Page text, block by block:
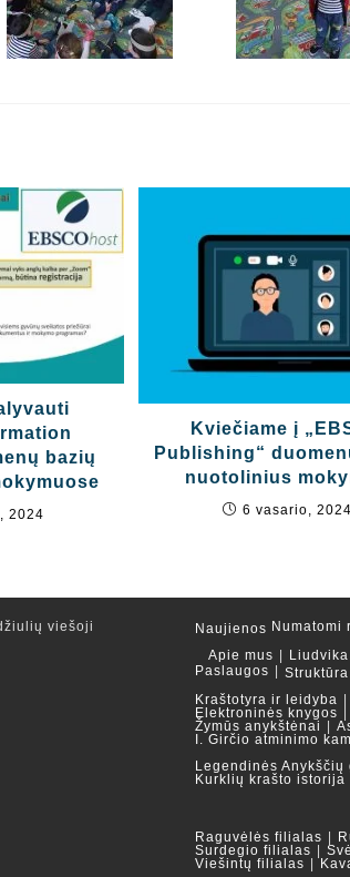
bazių
2024
Kviečiame į
Publishing“
nuotolinius
6 vasario, 2024
Naujienos Numatomi
Apie mus
Paslaugos
Struktūra
Kraštotyra ir leidyba
Elektroninės knygos
Žymūs anykštėnai
I. Girčio atminimo
Legendinės Anykščių
Kurklių krašto istorija
Raguvėlės filialas
Surdegio filialas
Viešintų filialas
viešoji